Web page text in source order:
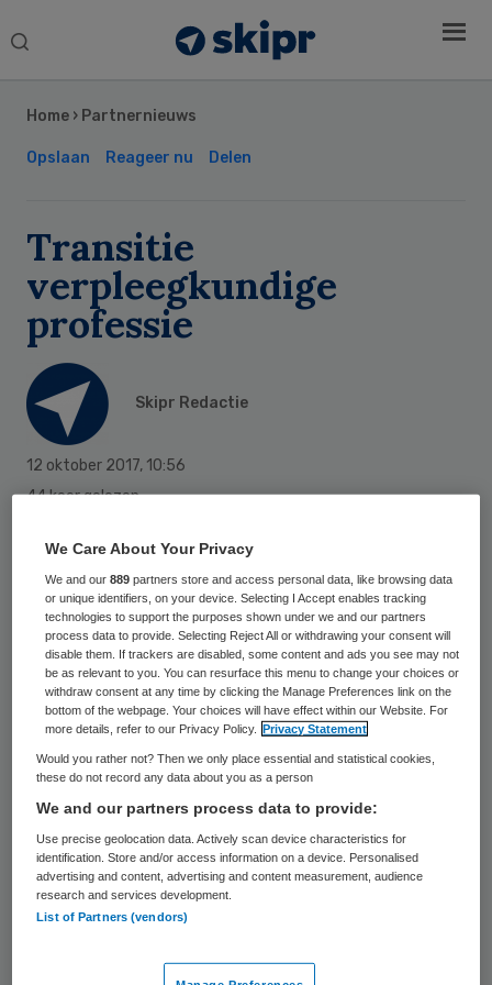
Search
Home › Partnernieuws
Opslaan Reageer nu Delen
Transitie
verpleegkundige
professie
Skipr Redactie
12 oktober 2017, 10:56
44 keer gelezen
Vanaf 2020 gaan mbo- en hbo-
verpleegkundigen werken met een eigen
beroepsprofiel. Twynstra Gudde heeft
Meander MC geholpen met het inzetten van
deze transitie. In dit whitepaper behandelen
we enkele belangrijke vragen die bij deze
transitie aan de orde komen.
Jan-Luuk Hoff, Milou Engelaer, Lidy
Schouten-van den Tweel en Ria
Slingerland-Blom
Laat uw gegevens achter en ontvang de
Sidebar
We Care About Your Privacy
We and our889 partners store and access personal data, like browsing data
or unique identifiers, on your device. Selecting I Accept enables tracking
technologies to support the purposes shown under we and our partners
process data to provide. Selecting Reject All or withdrawing your consent will
disable them. If trackers are disabled, some content and ads you see may not
be as relevant to you. You can resurface this menu to change your choices or
withdraw consent at any time by clicking the Manage Preferences link on the
bottom of the webpage. Your choices will have effect within our Website. For
more details, refer to our Privacy Policy.
Privacy Statement
Would you rather not? Then we only place essential and statistical cookies,
these do not record any data about you as a person
We and our partners process data to provide:
Use precise geolocation data. Actively scan device characteristics for
identification. Store and/or access information on a device. Personalised
advertising and content, advertising and content measurement, audience
research and services development.
List of Partners (vendors)